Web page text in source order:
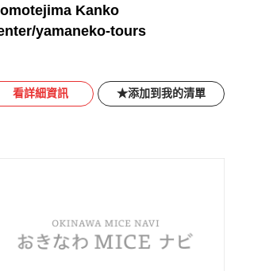
Kanko
yamaneko-tours
看詳細資訊 添加到我的清單